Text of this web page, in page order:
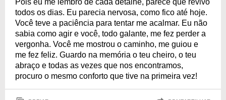
Pois eu me lembro de cada detalhe, parece que revivo
todos os dias. Eu parecia nervosa, como fico até hoje.
Você teve a paciência para tentar me acalmar. Eu não
sabia como agir e você, todo galante, me fez perder a
vergonha. Você me mostrou o caminho, me guiou e
me fez feliz. Guardo na memória o teu cheiro, o teu
abraço e todas as vezes que nos encontramos,
procuro o mesmo conforto que tive na primeira vez!